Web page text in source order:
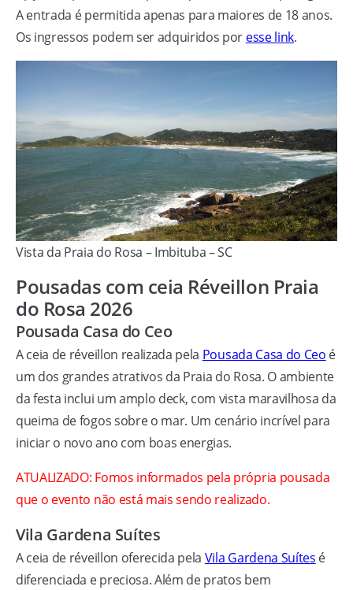
A entrada é permitida apenas para maiores de 18 anos.
Os ingressos podem ser adquiridos por esse link.
Vista da Praia do Rosa – Imbituba – SC
Pousadas com ceia Réveillon Praia
do Rosa 2026
Pousada Casa do Ceo
A ceia de réveillon realizada pela Pousada Casa do Ceo é
um dos grandes atrativos da Praia do Rosa. O ambiente
da festa inclui um amplo deck, com vista maravilhosa da
queima de fogos sobre o mar. Um cenário incrível para
iniciar o novo ano com boas energias.
ATUALIZADO: Fomos informados pela própria pousada
que o evento não está mais sendo realizado.
Vila Gardena Suítes
A ceia de réveillon oferecida pela Vila Gardena Suítes é
diferenciada e preciosa. Além de pratos bem